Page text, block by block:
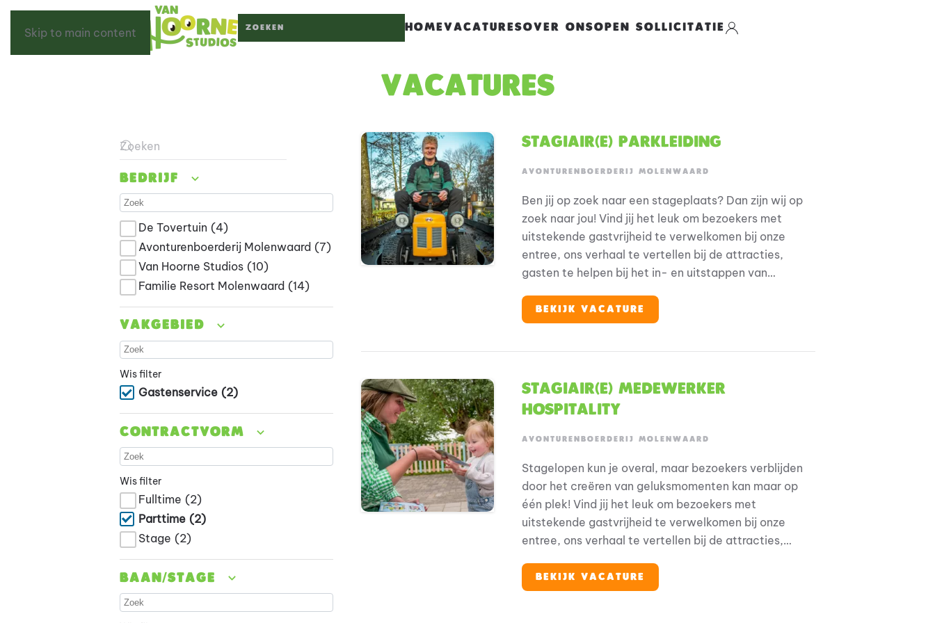
Skip to main content HOME VACATURESOVER ONSOPEN SOLLICITATIE
Vacatures
Bedrijf
De Tovertuin (4)
Avonturenboerderij Molenwaard (7)
Van Hoorne Studios (10)
Familie Resort Molenwaard (14)
Vakgebied
Wis filter
Gastenservice (2)
Contractvorm
Wis filter
Fulltime (2)
Parttime (2)
Stage (2)
Baan/stage
Stagiair(e) Parkleiding
AVONTURENBOERDERIJ MOLENWAARD
Ben jij op zoek naar een stageplaats? Dan zijn wij op
zoek naar jou! Vind jij het leuk om bezoekers met
uitstekende gastvrijheid te verwelkomen bij onze
entree, ons verhaal te vertellen bij de attracties,
gasten te helpen bij het in- en uitstappen van
producten te laten proeven in de horeca of om de
leukste Fien & Teun merchandise in onze mooie
BEKIJK VACATURE
Stagiair(e) Medewerker
Hospitality
AVONTURENBOERDERIJ MOLENWAARD
Stagelopen kun je overal, maar bezoekers verblijden
door het creëren van geluksmomenten kan maar op
één plek! Vind jij het leuk om bezoekers met
uitstekende gastvrijheid te verwelkomen bij onze
entree, ons verhaal te vertellen bij de attracties,
attracties, bezoekers de lekkerste Hollandse
producten te laten proeven in de horeca of om de
BEKIJK VACATURE